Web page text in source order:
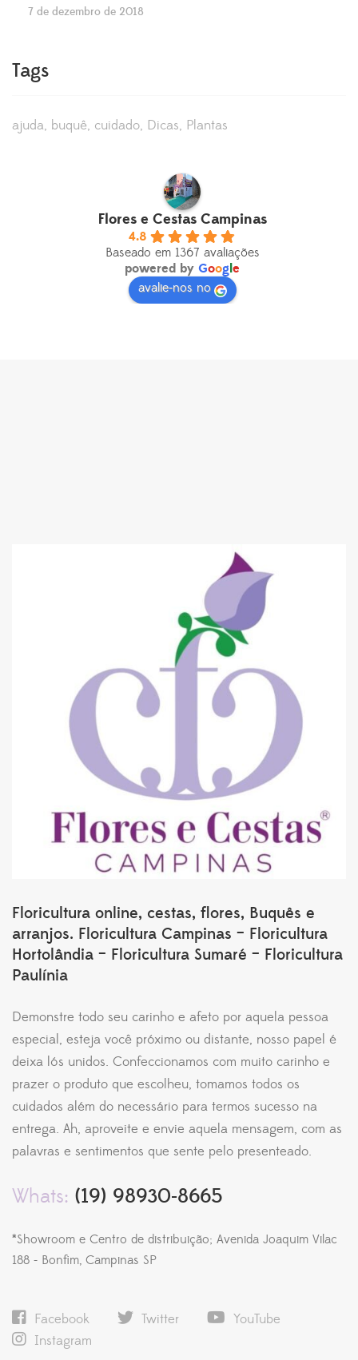
7 de dezembro de 2018
Tags
ajuda buquê cuidado Dicas Plantas
Flores e Cestas Campinas
4.8
Baseado em 1367 avaliações
powered by Google
avalie-nos no
Floricultura online, cestas, flores, Buquês e
arranjos. Floricultura Campinas – Floricultura
Hortolândia – Floricultura Sumaré – Floricultura
Paulínia
Demonstre todo seu carinho e afeto por aquela pessoa
especial, esteja você próximo ou distante, nosso papel é
deixa lós unidos. Confeccionamos com muito carinho e
prazer o produto que escolheu, tomamos todos os
cuidados além do necessário para termos sucesso na
entrega. Ah, aproveite e envie aquela mensagem, com as
palavras e sentimentos que sente pelo presenteado.
Whats: (19) 98930-8665
*Showroom e Centro de distribuição; Avenida Joaquim Vilac
188 - Bonfim, Campinas SP
Facebook Twitter
YouTube
Instagram